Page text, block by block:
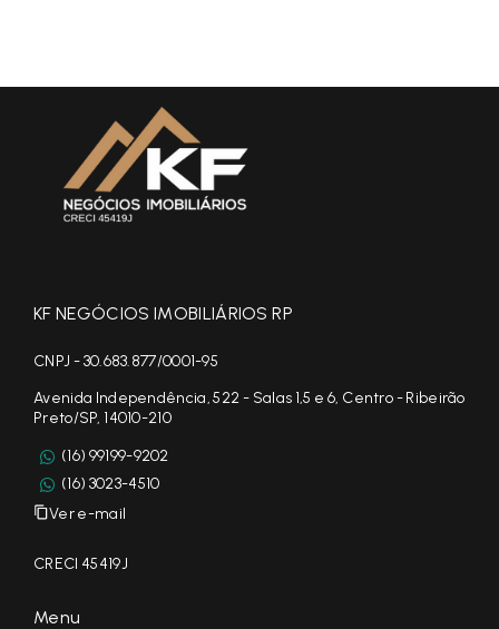
KF NEGÓCIOS IMOBILIÁRIOS RP
CNPJ - 30.683.877/0001-95
Avenida Independência, 522 - Salas 1,5 e 6, Centro - Ribeirão
Preto/SP, 14010-210
(16) 99199-9202
(16) 3023-4510
Ver e-mail
CRECI 45419J
Menu